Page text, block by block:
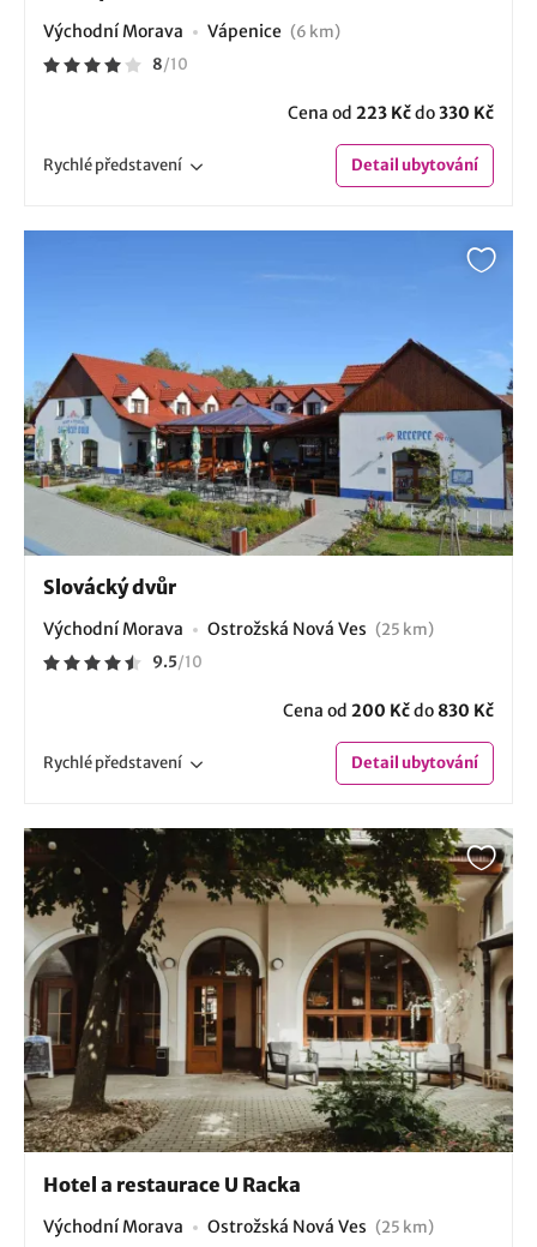
Východní Morava Vápenice (6 km)
8/10
Cena od 223 Kčdo330 Kč
Rychlépředstavení Detailubytování
Slovácký dvůr
Východní Morava Ostrožská Nová Ves (25 km)
9.5/10
Cena od 200 Kčdo 830 Kč
Rychlépředstavení Detailubytování
Hotel a restaurace U Racka
Východní Morava Ostrožská Nová Ves (25 km)